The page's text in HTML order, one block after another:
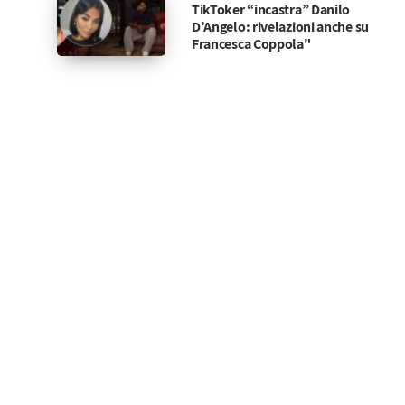
TikToker “incastra” Danilo
D’Angelo: rivelazioni anche su
Francesca Coppola"